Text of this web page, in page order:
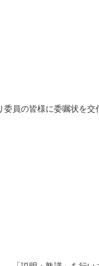
員の皆様に委嘱状を交